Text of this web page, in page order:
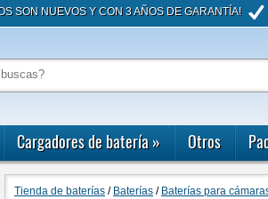
SON NUEVOS Y CON 3 AÑOS DE GARANTÍA!
Cargadores de batería» Otros
Tienda de baterías / Baterías / Baterías para